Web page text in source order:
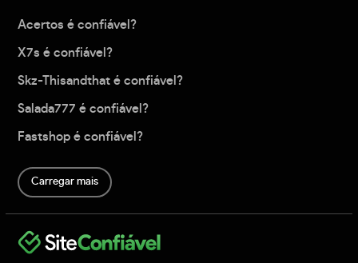
Acertos é confiável?
X7s é confiável?
Skz-Thisandthat é confiável?
Salada777 é confiável?
Fastshop é confiável?
Carregar mais